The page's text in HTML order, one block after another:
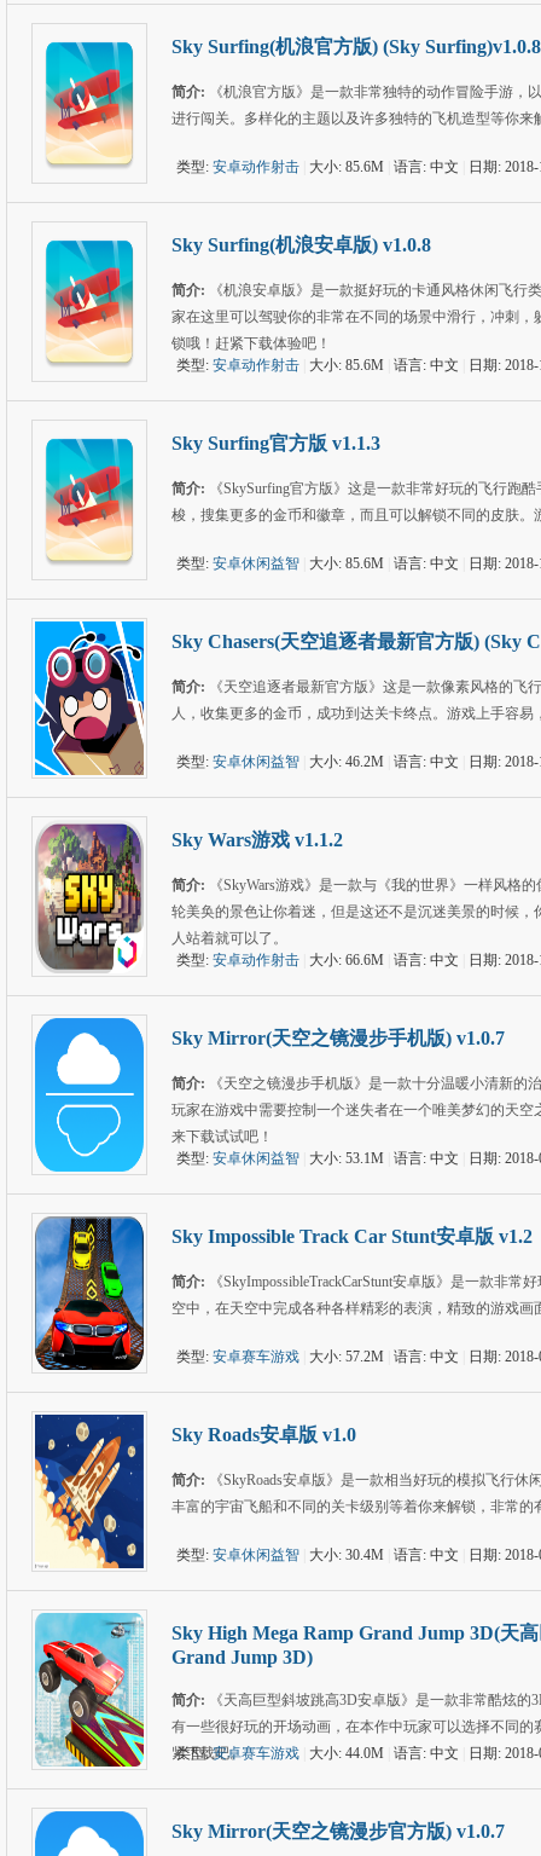
Sky Surfing(机浪官方版) (Sky Surfing)v1.0.8
简介:
《机浪官方版》是一款非常独特的动作冒险手游
进行闯关。多样化的主题以及许多独特的飞机造型等你
类型: 安卓动作射击 大小: 85.6M 语言: 中文 日期:
Sky Surfing(机浪安卓版) v1.0.8
简介:
《机浪安卓版》是一款挺好玩的卡通风格休闲飞
家在这里可以驾驶你的非常在不同的场景中滑行，冲刺
锁哦！赶紧下载体验吧！
类型: 安卓动作射击 大小: 85.6M 语言: 中文 日期:
Sky Surfing官方版 v1.1.3
简介:
《SkySurfing官方版》这是一款非常好玩的飞行跑
梭，搜集更多的金币和徽章，而且可以解锁不同的皮肤
类型: 安卓休闲益智 大小: 85.6M 语言: 中文 日期:
Sky Chasers(天空追逐者最新官方版) (Sky
简介:
《天空追逐者最新官方版》这是一款像素风格的
人，收集更多的金币，成功到达关卡终点。游戏上手容
类型: 安卓休闲益智 大小: 46.2M 语言: 中文 日期:
Sky Wars游戏 v1.1.2
简介:
《SkyWars游戏》是一款与《我的世界》一样风格
轮美奂的景色让你着迷，但是这还不是沉迷美景的时候
人站着就可以了。
类型: 安卓动作射击 大小: 66.6M 语言: 中文 日期:
Sky Mirror(天空之镜漫步手机版) v1.0.7
简介:
《天空之镜漫步手机版》是一款十分温暖小清新
玩家在游戏中需要控制一个迷失者在一个唯美梦幻的天
来下载试试吧！
类型: 安卓休闲益智 大小: 53.1M 语言: 中文 日期:
Sky Impossible Track Car Stunt安卓版 v1.2
简介:
《SkyImpossibleTrackCarStunt安卓版》是一款非
空中，在天空中完成各种各样精彩的表演，精致的游戏
类型: 安卓赛车游戏 大小: 57.2M 语言: 中文 日期:
Sky Roads安卓版 v1.0
简介:
《SkyRoads安卓版》是一款相当好玩的模拟飞行
丰富的宇宙飞船和不同的关卡级别等着你来解锁，非常
类型: 安卓休闲益智 大小: 30.4M 语言: 中文 日期:
Sky High Mega Ramp Grand Jump 3D(天
Grand Jump 3D)
简介:
《天高巨型斜坡跳高3D安卓版》是一款非常酷炫
有一些很好玩的开场动画，在本作中玩家可以选择不同
紧下载吧。
类型:安卓赛车游戏 大小: 44.0M 语言: 中文 日期:
Sky Mirror(天空之镜漫步官方版) v1.0.7